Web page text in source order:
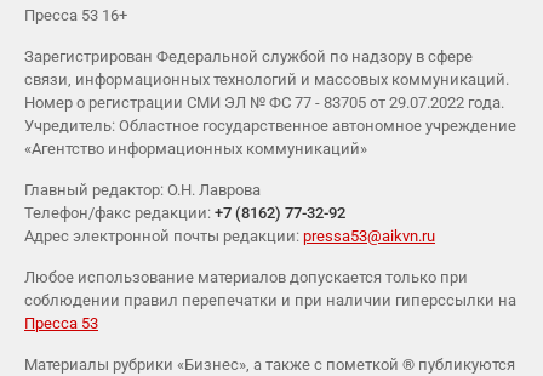
Пресса 53 16+
Зарегистрирован Федеральной службой по надзору в сфере
связи, информационных технологий и массовых коммуникаций.
Номер о регистрации СМИ ЭЛ № ФС 77 - 83705 от 29.07.2022 года.
Учредитель: Областное государственное автономное учреждение
«Агентство информационных коммуникаций»
Главный редактор: О.Н. Лаврова
Телефон/факс редакции: +7 (8162) 77-32-92
Адрес электронной почты редакции: pressa53@aikvn.ru
Любое использование материалов допускается только при
соблюдении правил перепечатки и при наличии гиперссылки на
Пресса 53
Материалы рубрики «Бизнес», а также с пометкой ® публикуются